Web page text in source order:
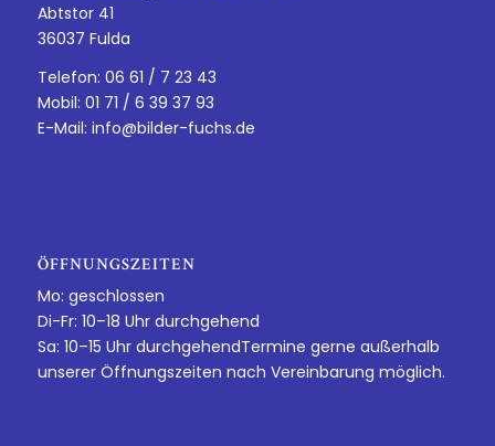
Abtstor 41
36037 Fulda
Telefon: 06 61 / 7 23 43
Mobil: 01 71 / 6 39 37 93
E-Mail: info@bilder-fuchs.de
ÖFFNUNGSZEITEN
Mo: geschlossen
Di-Fr: 10–18 Uhr durchgehend
Sa: 10–15 Uhr durchgehendTermine gerne außerhalb
unserer Öffnungszeiten nach Vereinbarung möglich.